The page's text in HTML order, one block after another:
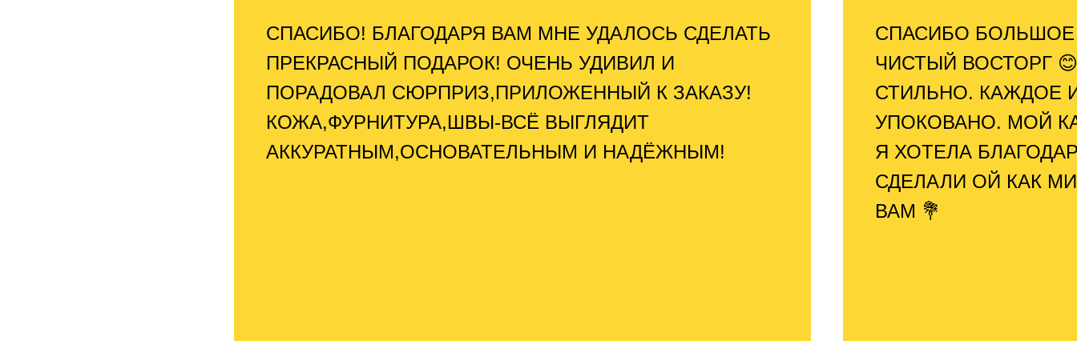
СПАСИБО! БЛАГОДАРЯ ВАМ МНЕ УДАЛОСЬ СДЕЛАТЬ
ПРЕКРАСНЫЙ ПОДАРОК! ОЧЕНЬ УДИВИЛ И
ПОРАДОВАЛ СЮРПРИЗ,ПРИЛОЖЕННЫЙ К ЗАКАЗУ!
КОЖА,ФУРНИТУРА,ШВЫ-ВСЁ ВЫГЛЯДИТ
АККУРАТНЫМ,ОСНОВАТЕЛЬНЫМ И НАДЁЖНЫМ!
СПАСИБО БОЛЬШОЕ
ЧИСТЫЙ ВОСТОРГ
СТИЛЬНО. КАЖДОЕ
УПОКОВАНО. МОЙ
Я ХОТЕЛА
СДЕЛАЛИ ОЙ КАК
ВАМ 💐